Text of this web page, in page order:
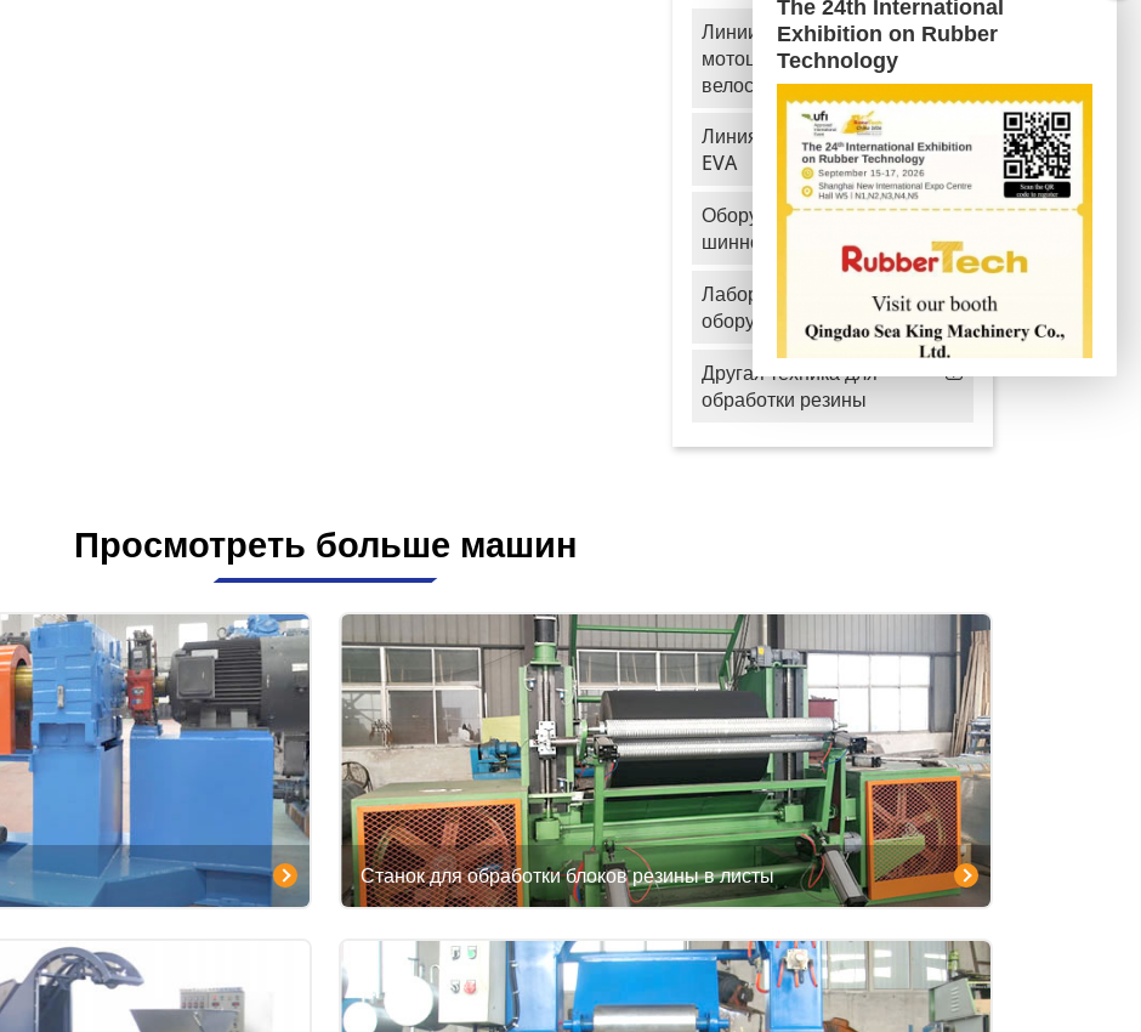
Линии для производства
мотоциклетных и
велосипедных шин
Линия гранулирования
EVA
Оборудование для
шинного производства
Лабораторное
оборудование
Другая техника для
обработки резины
Просмотреть больше машин
Станок для обработки блоков резины в листы
The 24th International
Exhibition on Rubber
Technology